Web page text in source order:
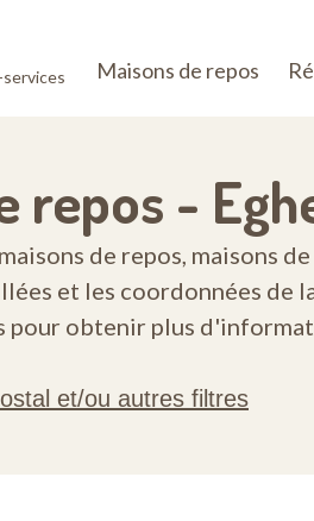
Maisons de repos
repos -
de repos, maisons
et les coordonnées de
pour obtenir plus
et/ou autres filtres